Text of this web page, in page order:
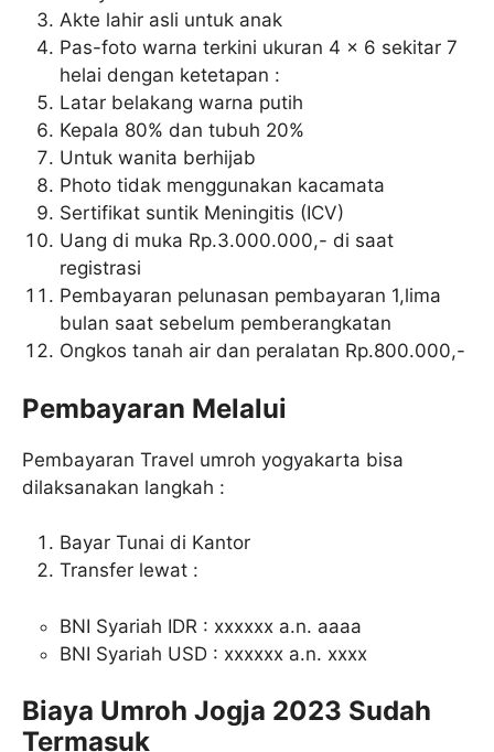
Akte lahir asli untuk anak
Pas-foto warna terkini ukuran 4 x 6 sekitar 7
helai dengan ketetapan :
Latar belakang warna putih
Kepala 80% dan tubuh 20%
Untuk wanita berhijab
Photo tidak menggunakan kacamata
Sertifikat suntik Meningitis (ICV)
Uang di muka Rp.3.000.000,- di saat
registrasi
Pembayaran pelunasan pembayaran 1,lima
bulan saat sebelum pemberangkatan
Ongkos tanah air dan peralatan Rp.800.000,-
Pembayaran Melalui
Pembayaran Travel umroh yogyakarta bisa
dilaksanakan langkah :
Bayar Tunai di Kantor
Transfer lewat :
BNI Syariah IDR : xxxxxx a.n. aaaa
BNI Syariah USD : xxxxxx a.n. xxxx
Biaya Umroh Jogja 2023 Sudah
Termasuk